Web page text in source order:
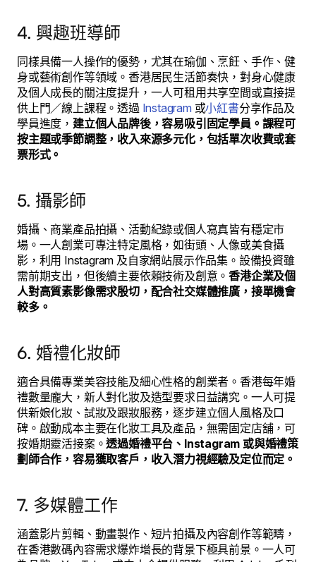
4. 興趣班導師
同樣具備一人操作的優勢，尤其在瑜伽、烹飪、手作、健
身或藝術創作等領域。香港居民生活節奏快，對身心健康
及個人成長的關注度提升，一人可租用共享空間或直接提
供上門／線上課程。透過 Instagram 或小紅書分享作品及
學員進度， 建立個人品牌後，容易吸引固定學員。課程可
按主題或季節調整，收入來源多元化，包括單次收費或套
票形式。
5. 攝影師
婚攝、商業產品拍攝、活動紀錄或個人寫真皆有穩定市
場。一人創業可專注特定風格，如街頭、人像或美食攝
影，利用 Instagram 及自家網站展示作品集。設備投資雖
需前期支出，但後續主要依賴技術及創意。香港企業及個
人對高質素影像需求殷切，配合社交媒體推廣，接單機會
較多。
6. 婚禮化妝師
適合具備專業美容技能及細心性格的創業者。香港每年婚
禮數量龐大，新人對化妝及造型要求日益講究。一人可提
供新娘化妝、試妝及跟妝服務，逐步建立個人風格及口
碑。啟動成本主要在化妝工具及產品，無需固定店舖，可
按婚期靈活接案。透過婚禮平台、Instagram 或與婚禮策
劃師合作，容易獲取客戶，收入潛力視經驗及定位而定。
7. 多媒體工作
涵蓋影片剪輯、動畫製作、短片拍攝及內容創作等範疇，
在香港數碼內容需求爆炸增長的背景下極具前景。一人可